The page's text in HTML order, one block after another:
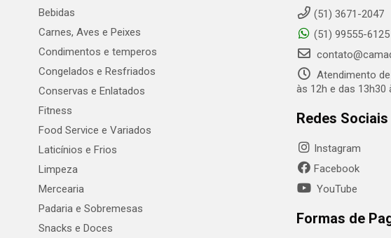
Bebidas
Carnes, Aves e Peixes
Condimentos e temperos
Congelados e Resfriados
Conservas e Enlatados
Fitness
Food Service e Variados
Laticínios e Frios
Limpeza
Mercearia
Padaria e Sobremesas
Snacks e Doces
(51) 3671-2047
(51) 99555-6125
Atendimento
às 12h e das 13h30
Redes Sociais
Instagram
Facebook
YouTube
Formas de